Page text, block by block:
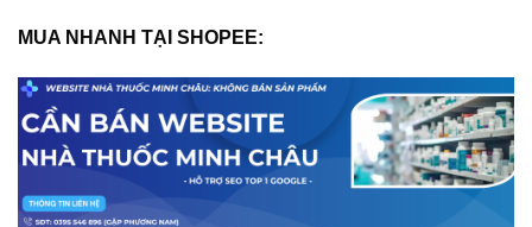
MUA NHANH TẠI SHOPEE: